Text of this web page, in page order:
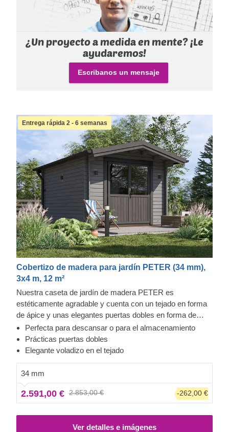
¿Un proyecto a medida en mente? ¡Le
ayudaremos!
Escribanos un mensaje
Entrega rápida 2 - 6 semanas
Cobertizo de madera para jardín PETER (34 mm),
3x4 m, 12 m²
Nuestra caseta de jardín de madera PETER es
estéticamente agradable y cuenta con un tejado en forma
de ápice y unas elegantes puertas dobles en forma de
cruz. Podría ser un complemento excelente y práctico
para el espacio de su jardín. Esta estructura multifuncional
puede organizarse como salón o como área de
Su diseño compacto y funcional no ocupará demasiado
espacio, pero sí que le ofrecerá suficiente espacio para
organizar un rincón de relajación o una zona de
almacenamiento.
Perfecta para descansar o para el almacenamiento
Prácticas puertas dobles
Elegante voladizo en el tejado
34 mm
2.591,00 € 2.853,00 € -262,00 €
Ver detalles e imágenes